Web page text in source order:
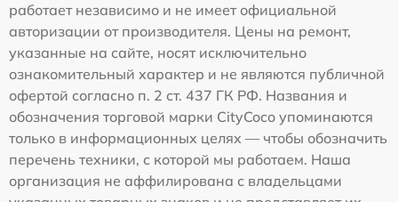
работает независимо и не имеет официальной
авторизации от производителя. Цены на ремонт,
указанные на сайте, носят исключительно
ознакомительный характер и не являются публичной
офертой согласно п. 2 ст. 437 ГК РФ. Названия и
обозначения торговой марки CityCoco упоминаются
только в информационных целях — чтобы обозначить
перечень техники, с которой мы работаем. Наша
организация не аффилирована с владельцами